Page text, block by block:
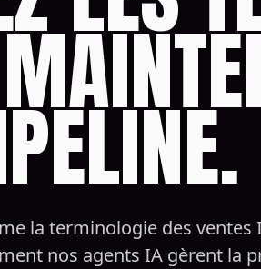
la terminologie des ventes
nos agents IA gèrent la